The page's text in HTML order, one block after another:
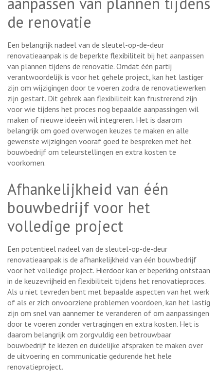
de renovatie
Een belangrijk nadeel van de sleutel-op-de-deur
renovatieaanpak is de beperkte flexibiliteit bij het aanpassen
van plannen tijdens de renovatie. Omdat één partij
verantwoordelijk is voor het gehele project, kan het lastiger
zijn om wijzigingen door te voeren zodra de renovatiewerken
zijn gestart. Dit gebrek aan flexibiliteit kan frustrerend zijn
voor wie tijdens het proces nog bepaalde aanpassingen wil
maken of nieuwe ideeën wil integreren. Het is daarom
belangrijk om goed overwogen keuzes te maken en alle
gewenste wijzigingen vooraf goed te bespreken met het
bouwbedrijf om teleurstellingen en extra kosten te
voorkomen.
Afhankelijkheid van één
bouwbedrijf voor het
volledige project
Een potentieel nadeel van de sleutel-op-de-deur
renovatieaanpak is de afhankelijkheid van één bouwbedrijf
voor het volledige project. Hierdoor kan er beperking ontstaan
in de keuzevrijheid en flexibiliteit tijdens het renovatieproces.
Als u niet tevreden bent met bepaalde aspecten van het werk
of als er zich onvoorziene problemen voordoen, kan het lastig
zijn om snel van aannemer te veranderen of om aanpassingen
door te voeren zonder vertragingen en extra kosten. Het is
daarom belangrijk om zorgvuldig een betrouwbaar
bouwbedrijf te kiezen en duidelijke afspraken te maken over
de uitvoering en communicatie gedurende het hele
renovatieproject.